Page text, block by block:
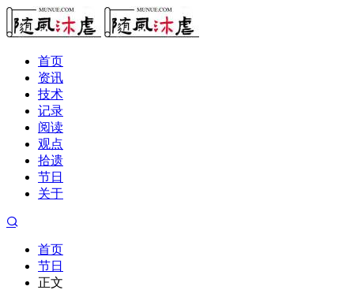
首页
资讯
技术
记录
阅读
观点
拾遗
节日
关于
首页
节日
正文